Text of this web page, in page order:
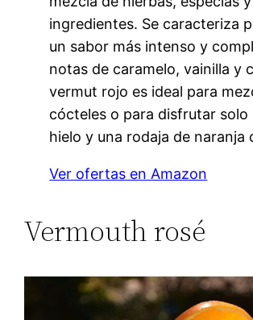
ingredientes. Se caracteriza
un sabor más intenso y
notas de caramelo, vainilla y
vermut rojo es ideal para
cócteles o para disfrutar solo
hielo y una rodaja de naranja
Ver ofertas en Amazon
Vermouth rosé